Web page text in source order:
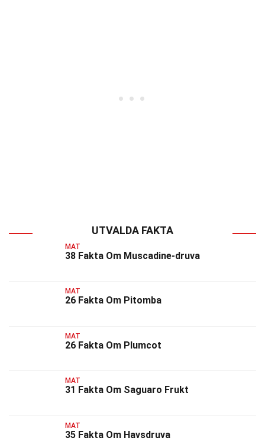
UTVALDA FAKTA
MAT
38 Fakta Om Muscadine-druva
MAT
26 Fakta Om Pitomba
MAT
26 Fakta Om Plumcot
MAT
31 Fakta Om Saguaro Frukt
MAT
35 Fakta Om Havsdruva